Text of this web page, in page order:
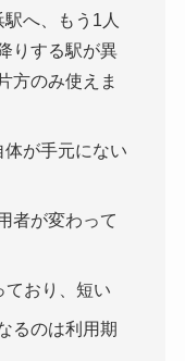
へ、もう1人
りする駅が異
方のみ使えま
が手元にない
者が変わって
ており、短い
るのは利用期